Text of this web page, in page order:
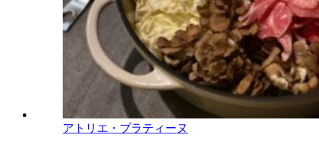
アトリエ・プラティーヌ